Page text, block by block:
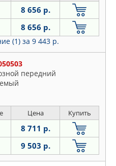
8 656 р.
8 656 р.
(1) за 9 443 р.
передний
Цена Купить
8 711 р.
9 503 р.